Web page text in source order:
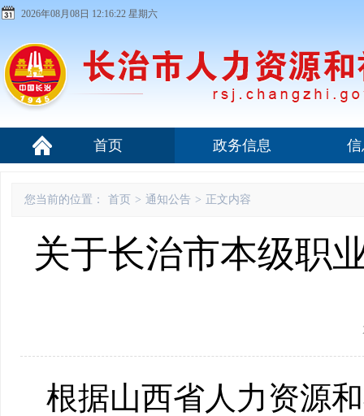
2026年08月08日 12:16:22 星期六
首页 政务信息
您当前的位置： 首页 > 通知公告 > 正文内容
关于长治市本级职
根据山西省人力资源